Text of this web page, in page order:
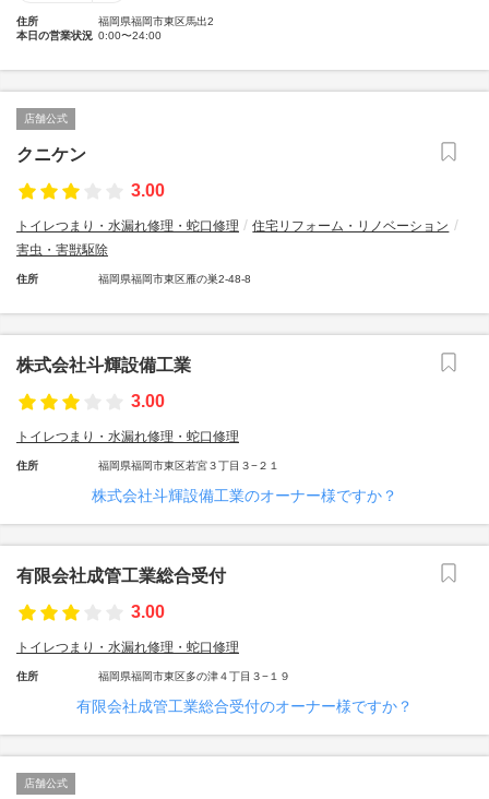
住所
福岡県福岡市東区馬出2
本日の営業状況 0:00〜24:00
店舗公式
クニケン
3.00
トイレつまり・水漏れ修理・蛇口修理
住宅リフォーム・リノベーション
害虫・害獣駆除
住所 福岡県福岡市東区雁の巣2-48-8
株式会社斗輝設備工業
3.00
トイレつまり・水漏れ修理・蛇口修理
住所 福岡県福岡市東区若宮３丁目３−２１
株式会社斗輝設備工業のオーナー様ですか？
有限会社成管工業総合受付
3.00
トイレつまり・水漏れ修理・蛇口修理
住所 福岡県福岡市東区多の津４丁目３−１９
有限会社成管工業総合受付のオーナー様ですか？
店舗公式